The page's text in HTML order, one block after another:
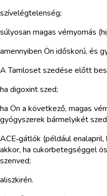
szívelégtelenség;
súlyosan magas vérnyomás
amennyiben Ön időskorú, és
A Tamloset szedése előtt
ha digoxint szed;
ha Ön a következő, magas
gyógyszerek bármelyikét
ACE‑gátlók (például
akkor, ha cukorbetegséggel
szenved;
aliszkirén.